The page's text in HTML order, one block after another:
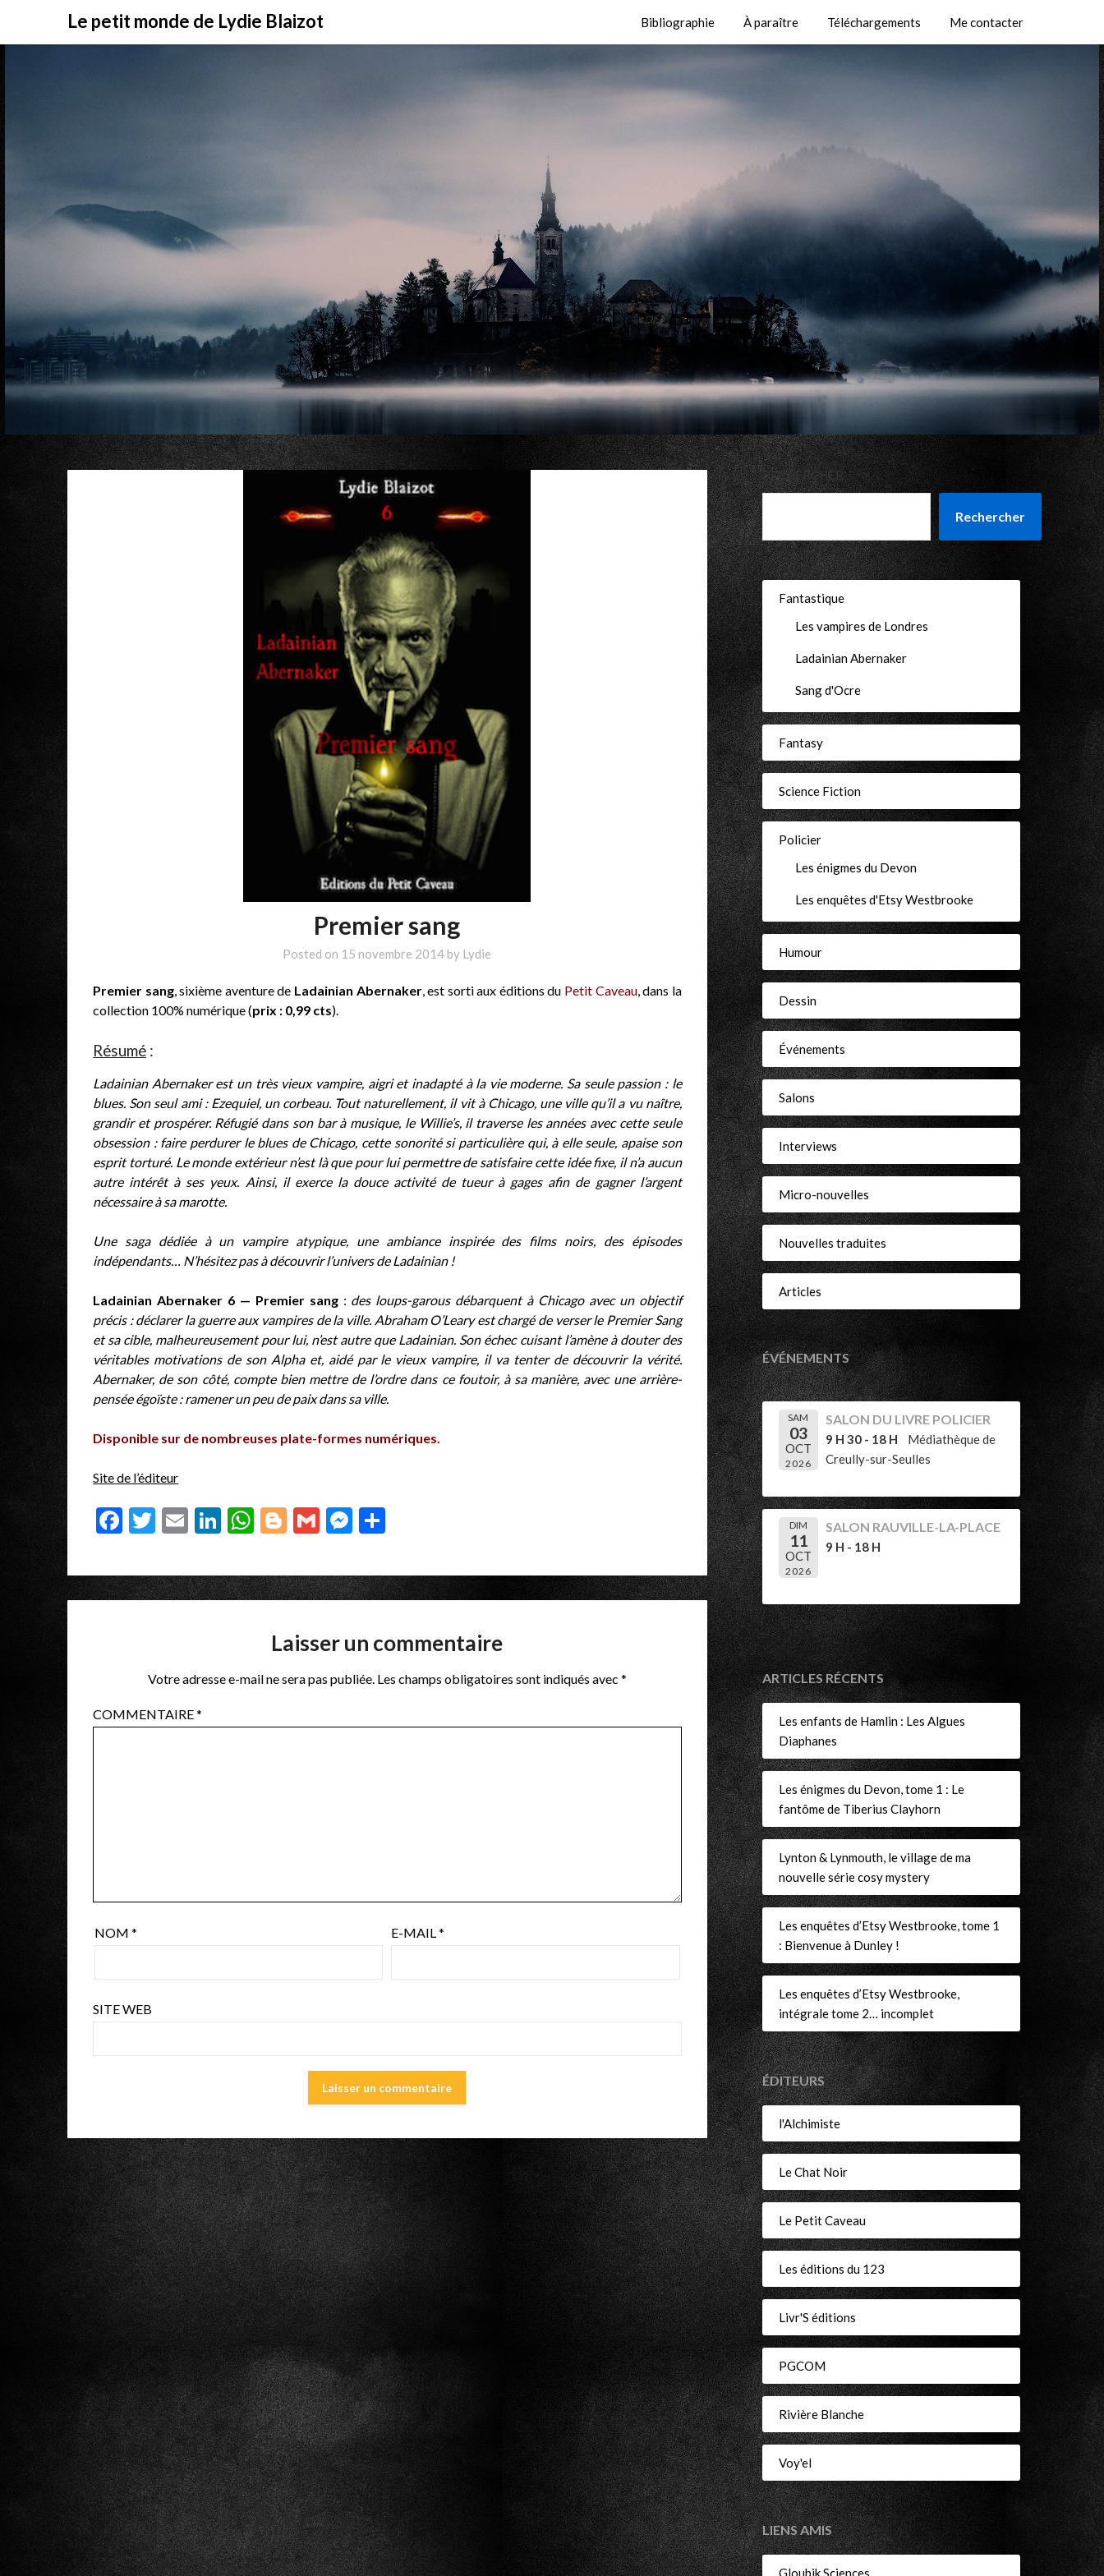
Le petit monde de Lydie Blaizot Bibliographie À paraître Téléchargements Me contacter
Premier sang
Posted on 15 novembre 2014 by Lydie
Premier sang, sixième aventure de Ladainian Abernaker, est sorti aux éditions du Petit Caveau, dans la
collection 100% numérique (prix : 0,99 cts).
Résumé :
Ladainian Abernaker est un très vieux vampire, aigri et inadapté à la vie moderne. Sa seule passion : le
blues. Son seul ami : Ezequiel, un corbeau. Tout naturellement, il vit à Chicago, une ville qu’il a vu naître,
grandir et prospérer. Réfugié dans son bar à musique, le Willie’s, il traverse les années avec cette seule
obsession : faire perdurer le blues de Chicago, cette sonorité si particulière qui, à elle seule, apaise son
esprit torturé. Le monde extérieur n’est là que pour lui permettre de satisfaire cette idée fixe, il n’a aucun
autre intérêt à ses yeux. Ainsi, il exerce la douce activité de tueur à gages afin de gagner l’argent
nécessaire à sa marotte.
Une saga dédiée à un vampire atypique, une ambiance inspirée des films noirs, des épisodes
indépendants… N’hésitez pas à découvrir l’univers de Ladainian !
Ladainian Abernaker 6 — Premier sang: des loups-garous débarquent à Chicago avec un objectif
précis : déclarer la guerre aux vampires de la ville. Abraham O’Leary est chargé de verser le Premier Sang
et sa cible, malheureusement pour lui, n’est autre que Ladainian. Son échec cuisant l’amène à douter des
véritables motivations de son Alpha et, aidé par le vieux vampire, il va tenter de découvrir la vérité.
Abernaker, de son côté, compte bien mettre de l’ordre dans ce foutoir, à sa manière, avec une arrière-
pensée égoïste : ramener un peu de paix dans sa ville.
Disponible sur de nombreuses plate-formes numériques.
Site de l’éditeur
Facebook
Twitter
EmailLinkedIn
WhatsApp
Blogger
GmailMessenger
Laisser un commentaire
Votre adresse e-mail ne sera pas publiée. Les champs obligatoires sont indiqués avec *
COMMENTAIRE*
NOM* E-MAIL*
SITE WEB
RECHERCHER
Rechercher
Fantastique
Les vampires de Londres
Ladainian Abernaker
Sang d'Ocre
Fantasy
Science Fiction
Policier
Les énigmes du Devon
Les enquêtes d'Etsy Westbrooke
Humour
Dessin
Événements
Salons
Interviews
Micro-nouvelles
Nouvelles traduites
Articles
ÉVÉNEMENTS
SAM
03
OCT
2026
SALON DU LIVRE POLICIER
9 H 30 - 18 H
Médiathèque de
Creully-sur-Seulles
DIM
11
OCT
2026
SALON RAUVILLE-LA-PLACE
9 H - 18 H
ARTICLES RÉCENTS
Les enfants de Hamlin : Les Algues
Diaphanes
Les énigmes du Devon, tome 1 : Le
fantôme de Tiberius Clayhorn
Lynton & Lynmouth, le village de ma
nouvelle série cosy mystery
Les enquêtes d’Etsy Westbrooke, tome 1
: Bienvenue à Dunley !
Les enquêtes d’Etsy Westbrooke,
intégrale tome 2… incomplet
ÉDITEURS
l'Alchimiste
Le Chat Noir
Le Petit Caveau
Les éditions du 123
Livr'S éditions
PGCOM
Rivière Blanche
Voy'el
LIENS AMIS